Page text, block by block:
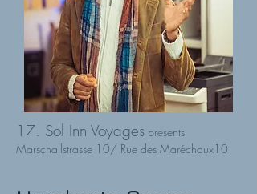
17. Sol Inn Voyages presents
Marschallstrasse 10/ Rue des Maréchaux10